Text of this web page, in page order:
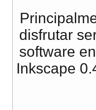
disfrutar
software
Inkscape